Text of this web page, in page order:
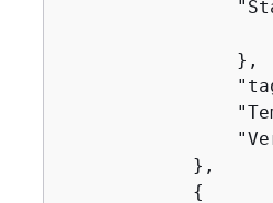
                },
            },
{